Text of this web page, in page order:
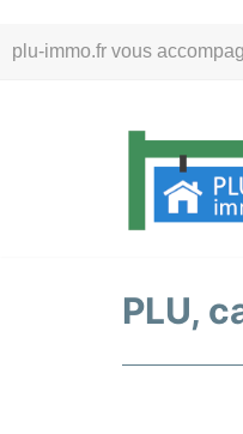
plu-immo.fr vous
au
PLU,